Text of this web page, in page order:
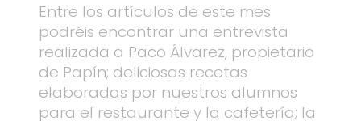
Entre los artículos de este mes
podréis encontrar una entrevista
realizada a Paco Álvarez, propietario
de Papín; deliciosas recetas
elaboradas por nuestros alumnos
para el restaurante y la cafetería; la